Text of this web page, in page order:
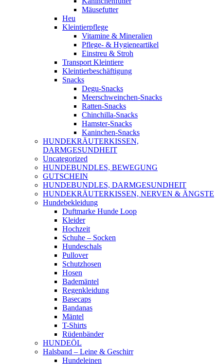
Mäusefutter
Heu
Kleintierpflege
Vitamine & Mineralien
Pflege- & Hygieneartikel
Einstreu & Stroh
Transport Kleintiere
Kleintierbeschäftigung
Snacks
Degu-Snacks
Meerschweinchen-Snacks
Ratten-Snacks
Chinchilla-Snacks
Hamster-Snacks
Kaninchen-Snacks
HUNDEKRÄUTERKISSEN,
DARMGESUNDHEIT
Uncategorized
HUNDEBUNDLES, BEWEGUNG
GUTSCHEIN
HUNDEBUNDLES, DARMGESUNDHEIT
HUNDEKRÄUTERKISSEN, NERVEN & ÄNGSTE
Hundebekleidung
Duftmarke Hunde Loop
Kleider
Hochzeit
Schuhe – Socken
Hundeschals
Pullover
Schutzhosen
Hosen
Bademäntel
Regenkleidung
Basecaps
Bandanas
Mäntel
T-Shirts
Rüdenbänder
HUNDEÖL
Halsband – Leine & Geschirr
Hundeleinen